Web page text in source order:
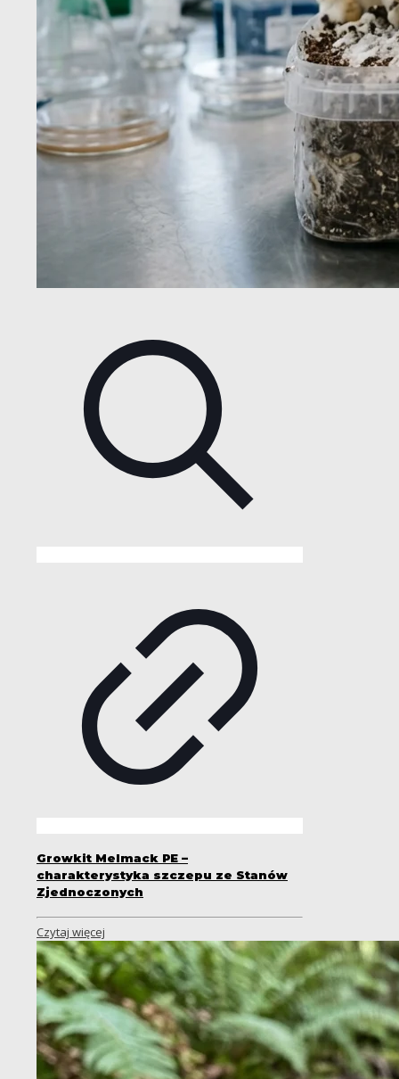
Growkit Melmack PE –
charakterystyka szczepu ze Stanów
Zjednoczonych
Czytaj więcej